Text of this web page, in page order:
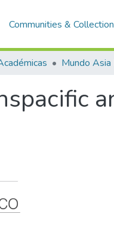
Communities &
Mundo